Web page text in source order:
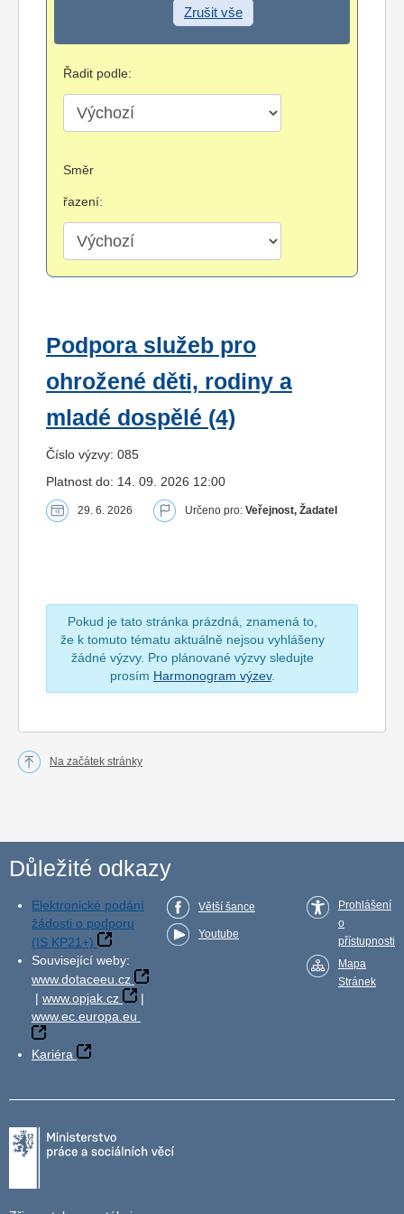
Zrušit vše
Řadit podle:
Směr
řazení:
Podpora služeb pro
ohrožené děti, rodiny a
mladé dospělé (4)
Číslo výzvy: 085
Platnost do: 14. 09. 2026 12:00
29. 6. 2026 Určeno pro: Veřejnost, Žadatel
Pokud je tato stránka prázdná, znamená to,
že k tomuto tématu aktuálně nejsou vyhlášeny
žádné výzvy. Pro plánované výzvy sledujte
prosím Harmonogram výzev.
Na začátek stránky
Důležité odkazy
Elektronické podání
žádosti o podporu
(IS KP21+)
Související weby:
www.dotaceeu.cz
| www.opjak.cz
|
www.ec.europa.eu
Kariéra
Větší šance
Youtube
Prohlášení
o
přístupnosti
Mapa
Stránek